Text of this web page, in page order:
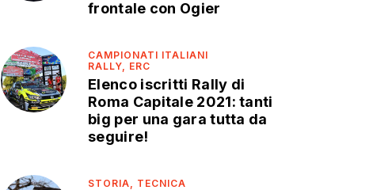
frontale con Ogier
CAMPIONATI ITALIANI
RALLY, ERC
Elenco iscritti Rally di
Roma Capitale 2021: tanti
big per una gara tutta da
seguire!
STORIA, TECNICA